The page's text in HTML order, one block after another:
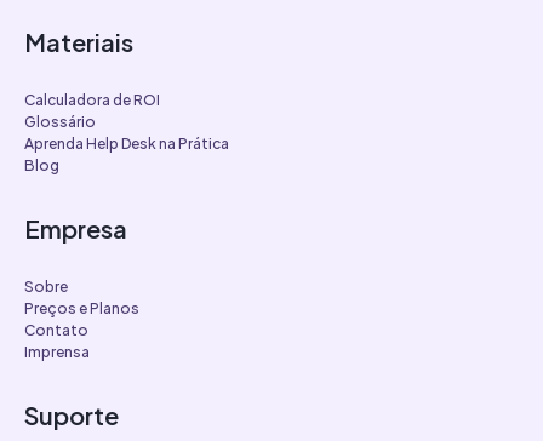
Materiais
Calculadora de ROI
Glossário
Aprenda Help Desk na Prática
Blog
Empresa
Sobre
Preços e Planos
Contato
Imprensa
Suporte